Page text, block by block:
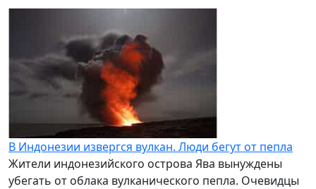
В Индонезии извергся вулкан. Люди бегут от пепла
Жители индонезийского острова Ява вынуждены
убегать от облака вулканического пепла. Очевидцы